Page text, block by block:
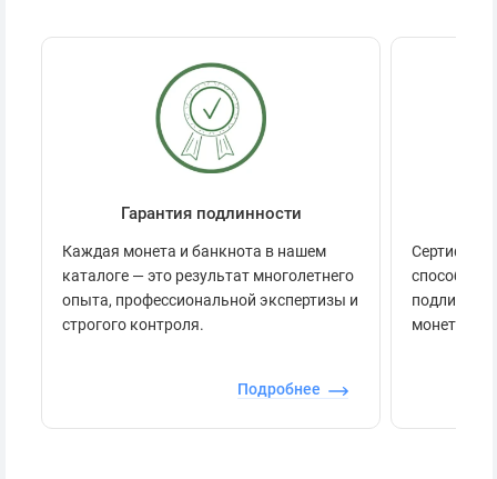
Гарантия подлинности
Каждая монета и банкнота в нашем
каталоге — это результат многолетнего
опыта, профессиональной экспертизы и
строгого контроля.
Подробнее
способов
монеты.